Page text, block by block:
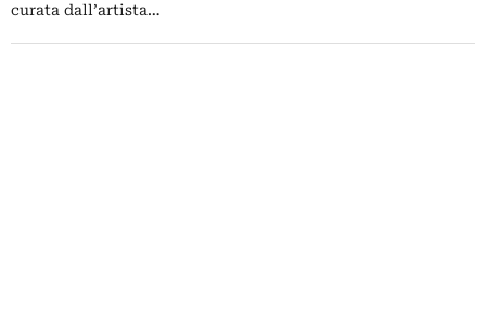
curata dall’artista…